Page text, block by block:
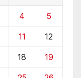
4 5
11 12
18 19